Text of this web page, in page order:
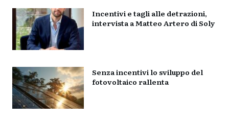
Incentivi e tagli alle detrazioni,
intervista a Matteo Artero di Soly
Senza incentivi lo sviluppo del
fotovoltaico rallenta